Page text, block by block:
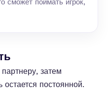
сможет поймать игрок,
затем
остается постоянной.